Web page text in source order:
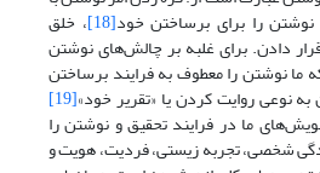
نوشتن را برای برساختن خود[18] ، خلق
دادن. برای غلبه بر چالش‌های نوشتن
ما نوشتن را معطوف به فرایند برساختن
نوعی روایت کردن یا «تقریر خود»[19]
ما در فرایند تحقیق و نوشتن را
شخصی، تجربه زیستی، فردیت، هویت و